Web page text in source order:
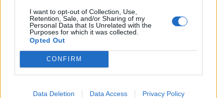
I want to opt-out of Collection, Use,
Retention, Sale, and/or Sharing of my
Personal Data that Is Unrelated with the
Purposes for which it was collected.
Opted Out
CONFIRM
Data Deletion Data Access Privacy Policy